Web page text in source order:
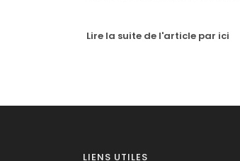
Lire la suite de l'article par ici
LIENS UTILES